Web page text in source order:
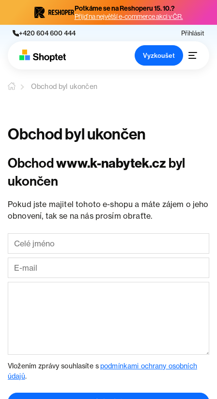
Potkáme se na Reshoperu 15. 10.?
Přijď na největší e-commerce akci v ČR.
+420 604 600 444 Přihlásit
Vyzkoušet
Obchod byl ukončen
Obchod byl ukončen
Obchodwww.k-nabytek.cz byl
ukončen
Pokud jste majitel tohoto e-shopu a máte zájem o jeho
obnovení, tak se na nás prosím obraťte.
Vložením zprávy souhlasíte spodmínkami ochrany osobních
údajů.